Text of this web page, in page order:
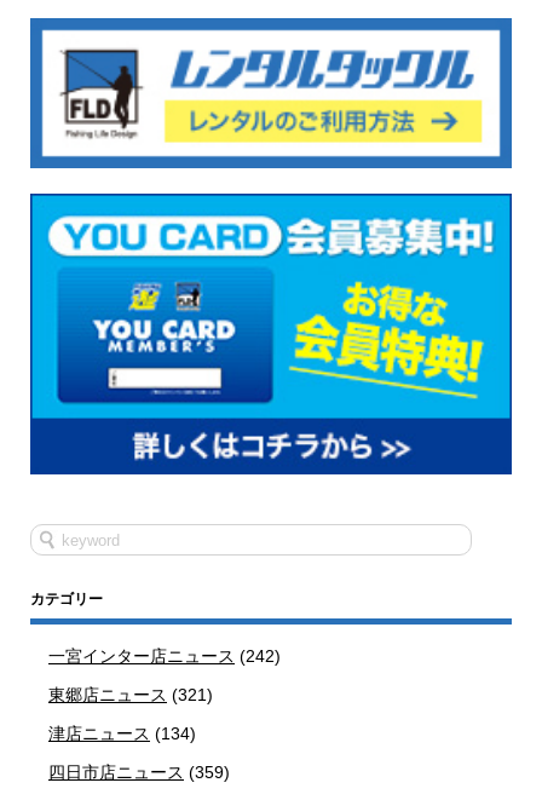
カテゴリー
一宮インター店ニュース (242)
東郷店ニュース (321)
津店ニュース (134)
四日市店ニュース (359)